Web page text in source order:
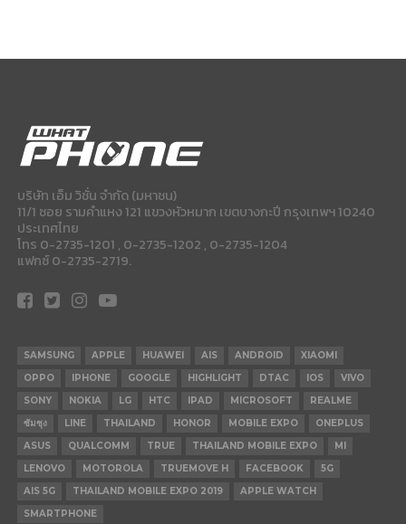
บริษัท เอ็ม วิชั่น จำกัด (มหาชน)
11/1 ซอย รามคำแหง 121 แขวงหัวหมาก เขตบางกะปี กรุงเทพฯ 10240
ประเทศไทย
โทร 0-2735-1201 , 0-2735-1202 , 0-2735-1204
แฟกซ์ 0-2735-2719.
SAMSUNG APPLE HUAWEI AIS ANDROID
XIAOMI
OPPO
IPHONE GOOGLE HIGHLIGHT DTAC IOS
VIVO
SONY
NOKIA LG HTC IPAD MICROSOFT
REALME
ซัมซุง
LINE THAILAND HONOR MOBILE EXPO
ONEPLUS
ASUS
QUALCOMM TRUE THAILAND MOBILE EXPO
MI
LENOVO
MOTOROLA TRUEMOVE H FACEBOOK
5G
AIS 5G
THAILAND MOBILE EXPO 2019
APPLE WATCH
SMARTPHONE